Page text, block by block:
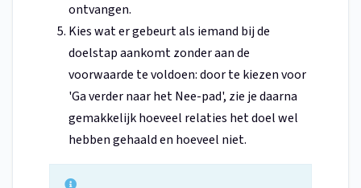
ontvangen.
Kies wat er gebeurt als iemand bij de
doelstap aankomt zonder aan de
voorwaarde te voldoen: door te kiezen voor
'Ga verder naar het Nee-pad', zie je daarna
gemakkelijk hoeveel relaties het doel wel
hebben gehaald en hoeveel niet.